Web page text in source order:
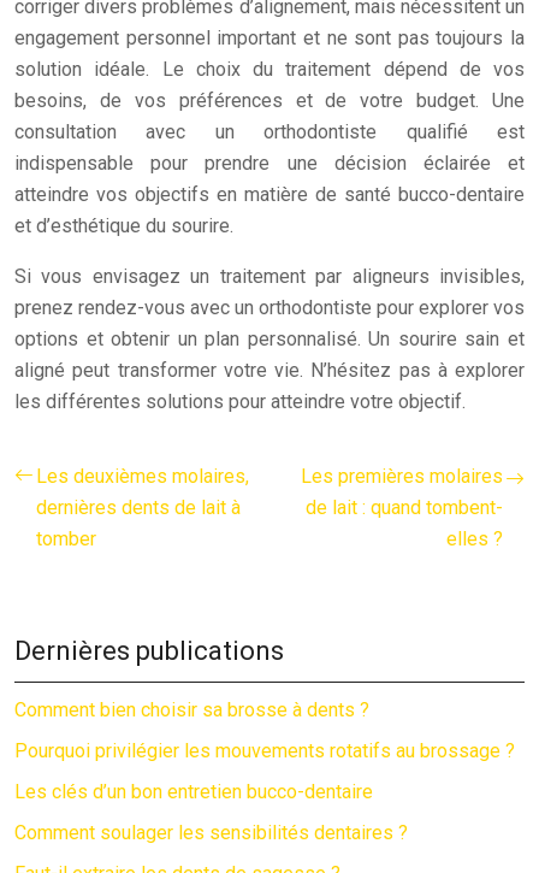
corriger divers problèmes d’alignement, mais nécessitent un
engagement personnel important et ne sont pas toujours la
solution idéale. Le choix du traitement dépend de vos
besoins, de vos préférences et de votre budget. Une
consultation avec un orthodontiste qualifié est
indispensable pour prendre une décision éclairée et
atteindre vos objectifs en matière de santé bucco-dentaire
et d’esthétique du sourire.
Si vous envisagez un traitement par aligneurs invisibles,
prenez rendez-vous avec un orthodontiste pour explorer vos
options et obtenir un plan personnalisé. Un sourire sain et
aligné peut transformer votre vie. N’hésitez pas à explorer
les différentes solutions pour atteindre votre objectif.
Les deuxièmes molaires,
dernières dents de lait à
tomber
Les premières molaires
de lait : quand tombent-
elles ?
Dernières publications
Comment bien choisir sa brosse à dents ?
Pourquoi privilégier les mouvements rotatifs au brossage ?
Les clés d’un bon entretien bucco-dentaire
Comment soulager les sensibilités dentaires ?